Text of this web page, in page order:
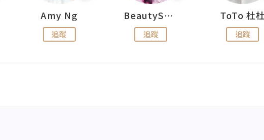
Amy Ng
追蹤
BeautySearch
追蹤
ToTo 杜
追蹤